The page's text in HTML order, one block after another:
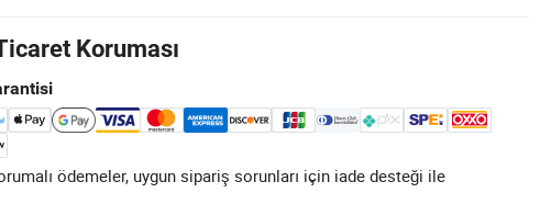
Koruması
ödemeler, uygun sipariş sorunları için iade desteği ile